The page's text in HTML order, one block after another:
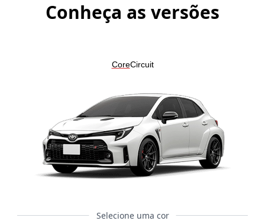
Conheça as versões
CoreCircuit
Selecione uma cor